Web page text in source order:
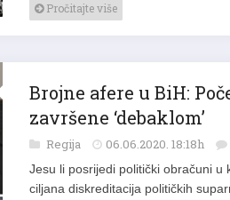
Pročitajte više
Brojne afere u BiH:
završene ‘debaklom’
Regija 06.06.2020. 18:18h
Jesu li posrijedi politički obračuni u
ciljana diskreditacija političkih